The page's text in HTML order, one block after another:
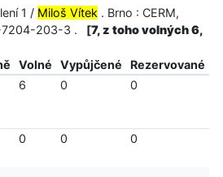
1 / Miloš Vítek . Brno : CERM,
7204-203-3 .
[7, z toho volných 6,
Volné Vypůjčené
Rezervované
6 0 0
0 0 0